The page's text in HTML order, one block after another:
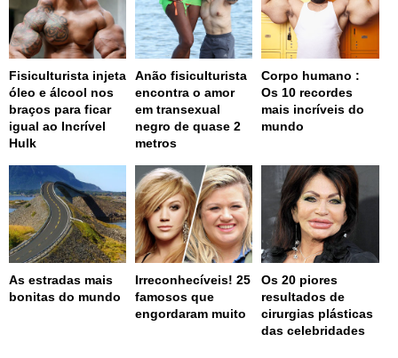
Fisiculturista injeta
óleo e álcool nos
braços para ficar
igual ao Incrível
Hulk
Anão fisiculturista
encontra o amor
em transexual
negro de quase 2
metros
Corpo humano :
Os 10 recordes
mais incríveis do
mundo
As estradas mais
bonitas do mundo
Irreconhecíveis! 25
famosos que
engordaram muito
Os 20 piores
resultados de
cirurgias plásticas
das celebridades